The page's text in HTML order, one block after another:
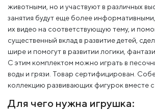
животными, но и участвуют в различных
занятия будут еще более
их видео на соответствующую тему, и
существенный вклад в развитие детей,
шире и помогут в развитии логики,
С этим комплектом можно играть в
воды и грязи. Товар сертифицирован.
коллекцию развивающих фигурок вместе
Для чего нужна игрушка: